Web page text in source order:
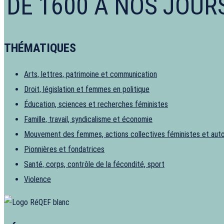
DE 1600 À NOS
THÉMATIQUES
Arts, lettres, patrimoine et communication
Droit, législation et femmes en politique
Éducation, sciences et recherches féministes
Famille, travail, syndicalisme et économie
Mouvement des femmes, actions collectives féministes et
Pionnières et fondatrices
Santé, corps, contrôle de la fécondité, sport
Violence